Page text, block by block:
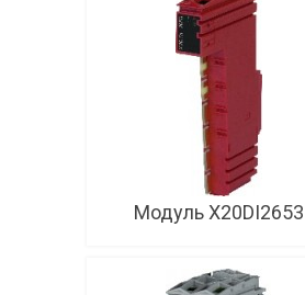
Модуль X20DI2653